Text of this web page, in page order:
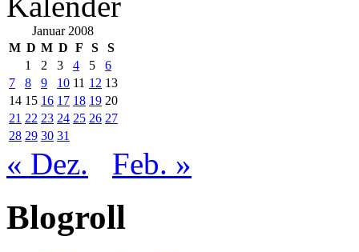
Januar 2008
M D M D F S
S
1
2 3 4 5
6
7
8 9 10 11 12 13
14 15 16 17 18 19 20
21 22 23 24 25 26 27
28 29 30 31
« Dez. Feb. »
Blogroll